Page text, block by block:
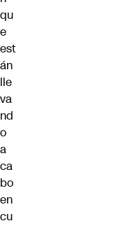
qu
e
est
án
lle
va
nd
o
a
ca
bo
en
cu